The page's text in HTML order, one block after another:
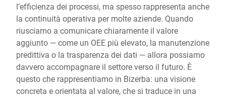
l’efficienza dei processi, ma spesso rappresenta anche
la continuità operativa per molte aziende. Quando
riusciamo a comunicare chiaramente il valore
aggiunto — come un OEE più elevato, la manutenzione
predittiva o la trasparenza dei dati — allora possiamo
davvero accompagnare il settore verso il futuro. È
questo che rappresentiamo in Bizerba: una visione
concreta e orientata al valore, che si traduce in una